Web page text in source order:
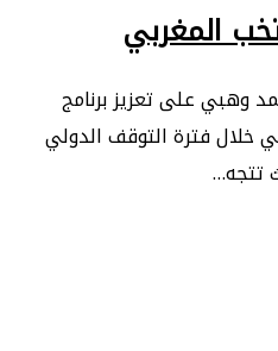
المغربي
وهبي على تعزيز برنامج
خلال فترة التوقف الدولي
تتجه…